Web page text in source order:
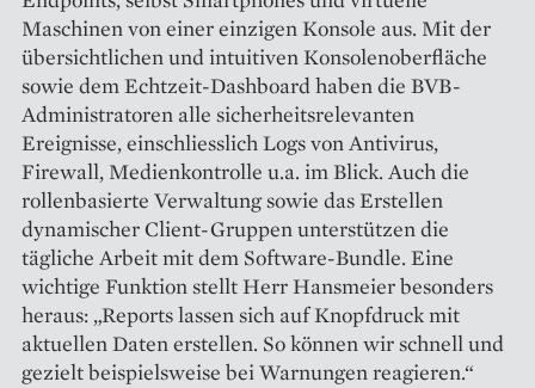
Maschinen von einer einzigen Konsole aus. Mit der
übersichtlichen und intuitiven Konsolenoberfläche
sowie dem Echtzeit-Dashboard haben die BVB-
Administratoren alle sicherheitsrelevanten
Ereignisse, einschliesslich Logs von Antivirus,
Firewall, Medienkontrolle u.a. im Blick. Auch die
rollenbasierte Verwaltung sowie das Erstellen
dynamischer Client-Gruppen unterstützen die
tägliche Arbeit mit dem Software-Bundle. Eine
wichtige Funktion stellt Herr Hansmeier besonders
heraus: „Reports lassen sich auf Knopfdruck mit
aktuellen Daten erstellen. So können wir schnell und
gezielt beispielsweise bei Warnungen reagieren.“